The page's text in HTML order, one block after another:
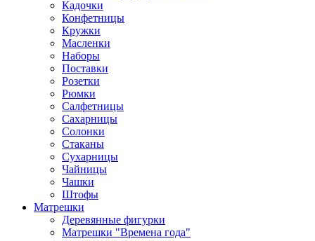
Кадочки
Конфетницы
Кружки
Масленки
Наборы
Поставки
Розетки
Рюмки
Салфетницы
Сахарницы
Солонки
Стаканы
Сухарницы
Чайницы
Чашки
Штофы
Матрешки
Деревянные фигурки
Матрешки "Времена года"